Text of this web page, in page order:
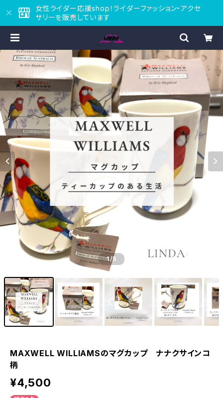
女性ライダー応援shop！ライダーファッション・アクセ
サリーを販売しています
1/5
MAXWELL WILLIAMSのマグカップ ナナクサインコ
柄
¥4,500